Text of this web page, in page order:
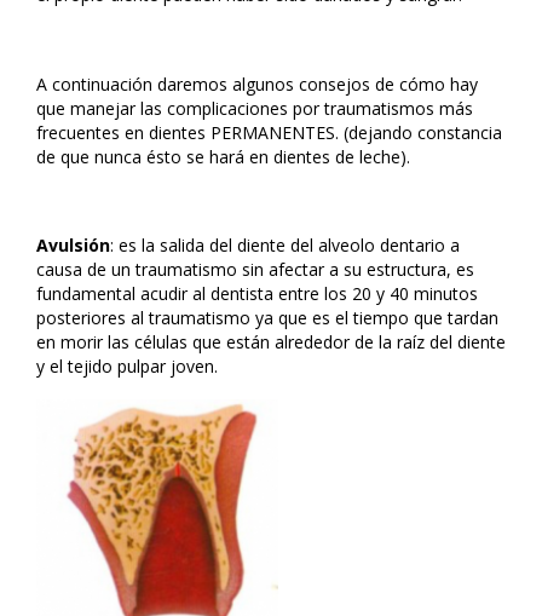
A continuación daremos algunos consejos de cómo hay
que manejar las complicaciones por traumatismos más
frecuentes en dientes PERMANENTES. (dejando constancia
de que nunca ésto se hará en dientes de leche).
Avulsión: es la salida del diente del alveolo dentario a
causa de un traumatismo sin afectar a su estructura, es
fundamental acudir al dentista entre los 20 y 40 minutos
posteriores al traumatismo ya que es el tiempo que tardan
en morir las células que están alrededor de la raíz del diente
y el tejido pulpar joven.